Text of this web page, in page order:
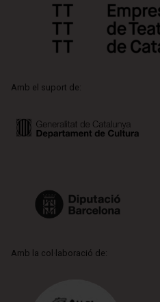
Amb el suport de:
Amb la col·laboració de: